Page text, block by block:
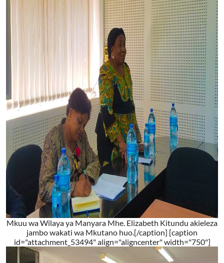
Mkuu wa Wilaya ya Manyara Mhe. Elizabeth Kitundu akieleza
jambo wakati wa Mkutano huo.[/caption] [caption
id="attachment_53494" align="aligncenter" width="750"]